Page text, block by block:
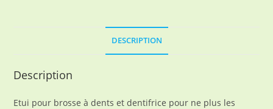
DESCRIPTION
Description
Etui pour brosse à dents et dentifrice pour ne plus les